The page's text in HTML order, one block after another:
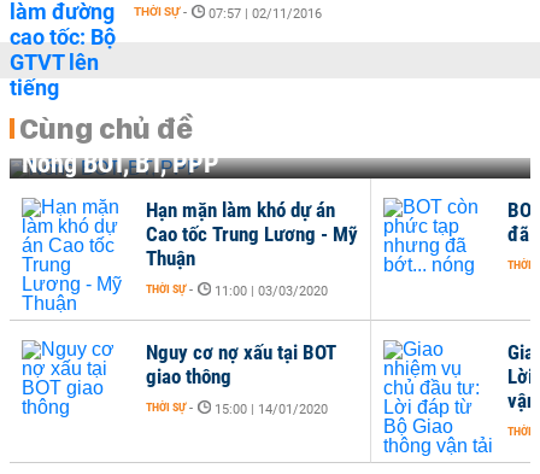
THỜI SỰ - 07:57 | 02/11/2016
Cùng chủ đề
Nóng BOT, BT, PPP
Lời
THỜI
Hạn mặn làm khó dự án
Cao tốc Trung Lương - Mỹ
Thuận
THỜI SỰ - 11:00 | 03/03/2020
Nguy cơ nợ xấu tại BOT
giao thông
THỜI SỰ - 15:00 | 14/01/2020
đã
THỜI